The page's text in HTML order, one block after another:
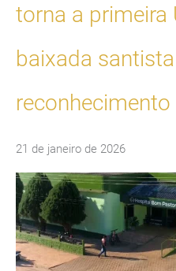
torna a primeira
baixada
reconhecimento
21 de janeiro de 2026